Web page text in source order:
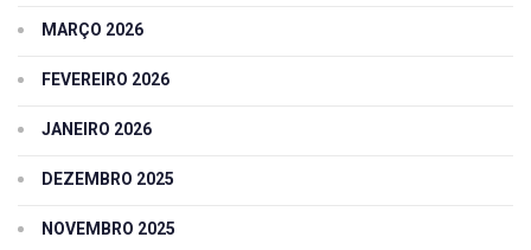
MARÇO 2026
FEVEREIRO 2026
JANEIRO 2026
DEZEMBRO 2025
NOVEMBRO 2025